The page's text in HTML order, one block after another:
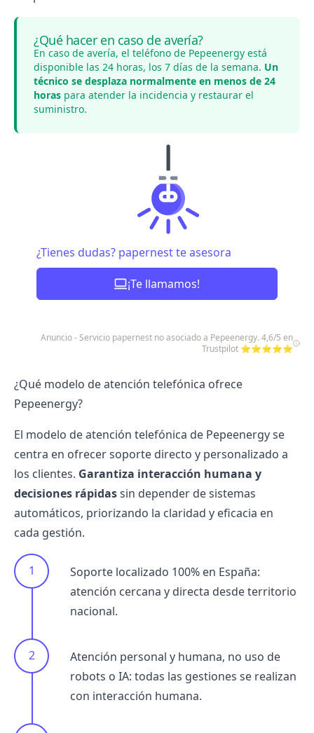
¿Qué hacer en caso de avería?
En caso de avería, el teléfono de Pepeenergy está
disponible las 24 horas, los 7 días de la semana. Un
técnico se desplaza normalmente en menos de 24
horas para atender la incidencia y restaurar el
suministro.
¿Tienes dudas? papernest te asesora
¡Te llamamos!
Anuncio - Servicio papernest no asociado a Pepeenergy. 4,6/5 en
Trustpilot ⭐⭐⭐⭐⭐
¿Qué modelo de atención telefónica ofrece
Pepeenergy?
El modelo de atención telefónica de Pepeenergy se
centra en ofrecer soporte directo y personalizado a
los clientes. Garantiza interacción humana y
decisiones rápidassin depender de sistemas
automáticos, priorizando la claridad y eficacia en
cada gestión.
Soporte localizado 100% en España:
atención cercana y directa desde territorio
nacional.
Atención personal y humana, no uso de
robots o IA: todas las gestiones se realizan
con interacción humana.